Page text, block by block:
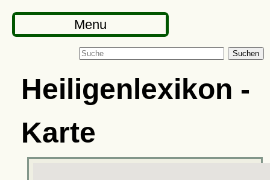
Menu
Suchen
Heiligenlexikon -
Karte